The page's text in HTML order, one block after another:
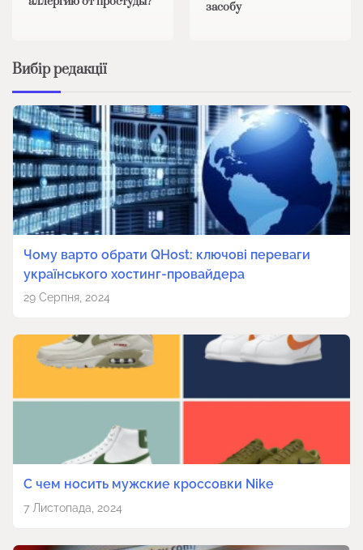
засобу
Вибір редакції
Чому варто обрати QHost: ключові переваги
українського хостинг-провайдера
29 Серпня, 2024
С чем носить мужские кроссовки Nike
7 Листопада, 2024